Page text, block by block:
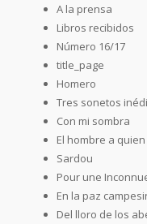
A la prensa
Libros recibidos
Número 16/17
title_page
Homero
Tres sonetos
Con mi sombra
El hombre a
Sardou
Pour une
En la paz
Del lloro de los